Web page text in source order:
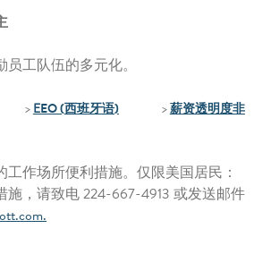
员工队伍的多元化。
> EEO (西班牙语) > 薪资透明度非
工作场所便利措施。仅限美国居民：
施，请致电 224-667-4913 或发送邮件